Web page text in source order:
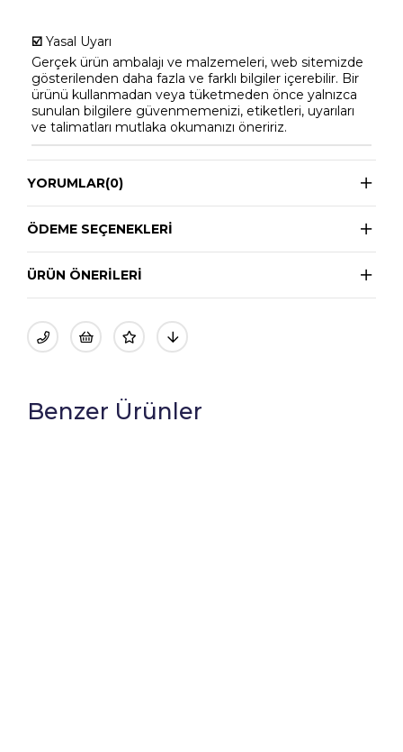
☑️ Yasal Uyarı
Gerçek ürün ambalajı ve malzemeleri, web sitemizde
gösterilenden daha fazla ve farklı bilgiler içerebilir. Bir
ürünü kullanmadan veya tüketmeden önce yalnızca
sunulan bilgilere güvenmemenizi, etiketleri, uyarıları
ve talimatları mutlaka okumanızı öneririz.
YORUMLAR(0)
ÖDEME SEÇENEKLERI
ÜRÜN ÖNERILERI
Benzer Ürünler